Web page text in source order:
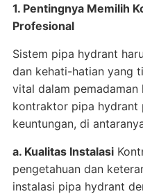
1. Pentingnya Memilih
Profesional
Sistem pipa hydrant
dan kehati-hatian yang
vital dalam pemadaman
kontraktor pipa hydrant
keuntungan, di
a. Kualitas Instalasi
pengetahuan dan
instalasi pipa hydrant